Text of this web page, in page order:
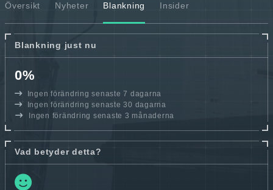
Översikt Nyheter Blankning Insider
Blankning just nu
0%
Ingen förändring senaste 7 dagarna
Ingen förändring senaste 30 dagarna
Ingen förändring senaste 3 månaderna
Vad betyder detta?